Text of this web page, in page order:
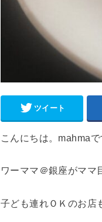
ツイート
こんにちは。mahmaで
ワーママ＠銀座がママ
子ども連れＯＫのお